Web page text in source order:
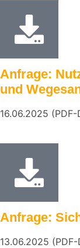
Anfrage:
und
16.06.2025
Anfrage:
13.06.2025